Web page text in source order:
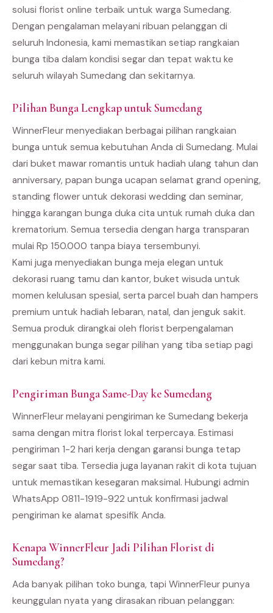
solusi florist online terbaik untuk warga Sumedang.
Dengan pengalaman melayani ribuan pelanggan di
seluruh Indonesia, kami memastikan setiap rangkaian
bunga tiba dalam kondisi segar dan tepat waktu ke
seluruh wilayah Sumedang dan sekitarnya.
Pilihan Bunga Lengkap untuk Sumedang
WinnerFleur menyediakan berbagai pilihan rangkaian
bunga untuk semua kebutuhan Anda di Sumedang. Mulai
dari buket mawar romantis untuk hadiah ulang tahun dan
anniversary, papan bunga ucapan selamat grand opening,
standing flower untuk dekorasi wedding dan seminar,
hingga karangan bunga duka cita untuk rumah duka dan
krematorium. Semua tersedia dengan harga transparan
mulai Rp 150.000 tanpa biaya tersembunyi.
Kami juga menyediakan bunga meja elegan untuk
dekorasi ruang tamu dan kantor, buket wisuda untuk
momen kelulusan spesial, serta parcel buah dan hampers
premium untuk hadiah lebaran, natal, dan jenguk sakit.
Semua produk dirangkai oleh florist berpengalaman
menggunakan bunga segar pilihan yang tiba setiap pagi
dari kebun mitra kami.
Pengiriman Bunga Same-Day ke Sumedang
WinnerFleur melayani pengiriman ke Sumedang bekerja
sama dengan mitra florist lokal terpercaya. Estimasi
pengiriman 1-2 hari kerja dengan garansi bunga tetap
segar saat tiba. Tersedia juga layanan rakit di kota tujuan
untuk memastikan kesegaran maksimal. Hubungi admin
WhatsApp 0811-1919-922 untuk konfirmasi jadwal
pengiriman ke alamat spesifik Anda.
Kenapa WinnerFleur Jadi Pilihan Florist di
Sumedang?
Ada banyak pilihan toko bunga, tapi WinnerFleur punya
keunggulan nyata yang dirasakan ribuan pelanggan: